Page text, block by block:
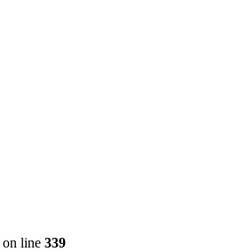
on line 339